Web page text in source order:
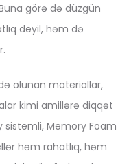
görə də düzgün
deyil, həm də
olunan materiallar,
kimi amillərə diqqət
sistemli, Memory Foam
həm rahatlıq, həm